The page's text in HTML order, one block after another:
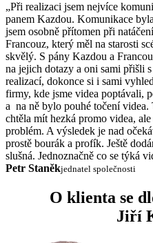
„Při realizaci jsem nejvíce
panem Kazdou. Komunikace
jsem osobně přítomen při
Francouz, který měl na starosti
skvělý. S pány Kazdou a
na jejich dotazy a oni sami přišli
realizací, dokonce si i sami
firmy, kde jsme videa poptávali,
a na ně bylo pouhé točení
chtěla mít hezká promo videa,
problém. A výsledek je nad
prostě bourák a profík. Ještě
slušná. Jednoznačně co se týká
Petr Staněkjednatel společnosti
O klienta se
Jiří